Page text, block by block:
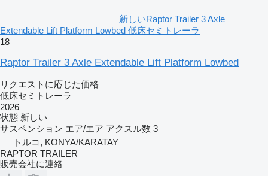
新しいRaptor Trailer 3 Axle
Extendable Lift Platform Lowbed 低床セミトレーラ
18
Raptor Trailer 3 Axle Extendable Lift Platform Lowbed
リクエストに応じた価格
低床セミトレーラ
2026
状態 新しい
サスペンション エア/エア アクスル数 3
トルコ, KONYA/KARATAY
RAPTOR TRAILER
販売会社に連絡